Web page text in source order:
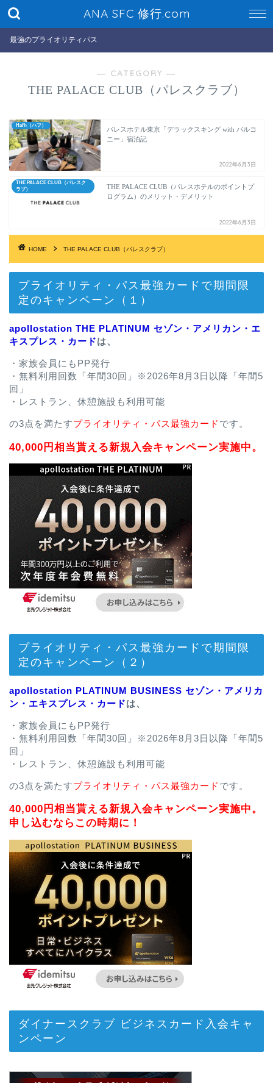
ANA SFC 修行.com
最強のプライオリティパス
― CATEGORY ―
THE PALACE CLUB（パレスクラブ）
Hafh（ハフ）
パレスホテル東京「デラックスキング with バルコ
ニー」宿泊記
2022年6月3日
THE PALACE CLUB（パレスク
ラブ）
THE PALACE CLUB（パレスホテルのポイントプ
ログラム）のメリット・デメリット
2022年6月3日
HOME THE PALACE CLUB（パレスクラブ）
プライオリティ・パス最強カードで期間限
定のキャンペーン（１）
apollostation THE PLATINUM セゾン・アメリカン・エ
キスプレス・カードは、
・家族会員にもPP発行
・無料利用回数「年間30回」※2026年8月3日以降「年間5
回」
・レストラン、休憩施設も利用可能
の3点を満たすプライオリティ・パス最強カード です。
40,000円相当貰える新規入会キャンペーン実施中。
プライオリティ・パス最強カードで期間限
定のキャンペーン（２）
apollostation PLATINUM BUSINESS セゾン・アメリカ
ン・エキスプレス・カードは、
・家族会員にもPP発行
・無料利用回数「年間30回」※2026年8月3日以降「年間5
回」
・レストラン、休憩施設も利用可能
の3点を満たすプライオリティ・パス最強カード です。
40,000円相当貰える新規入会キャンペーン実施中。
申し込むならこの時期に！
ダイナースクラブ ビジネスカード入会キャ
ンペーン